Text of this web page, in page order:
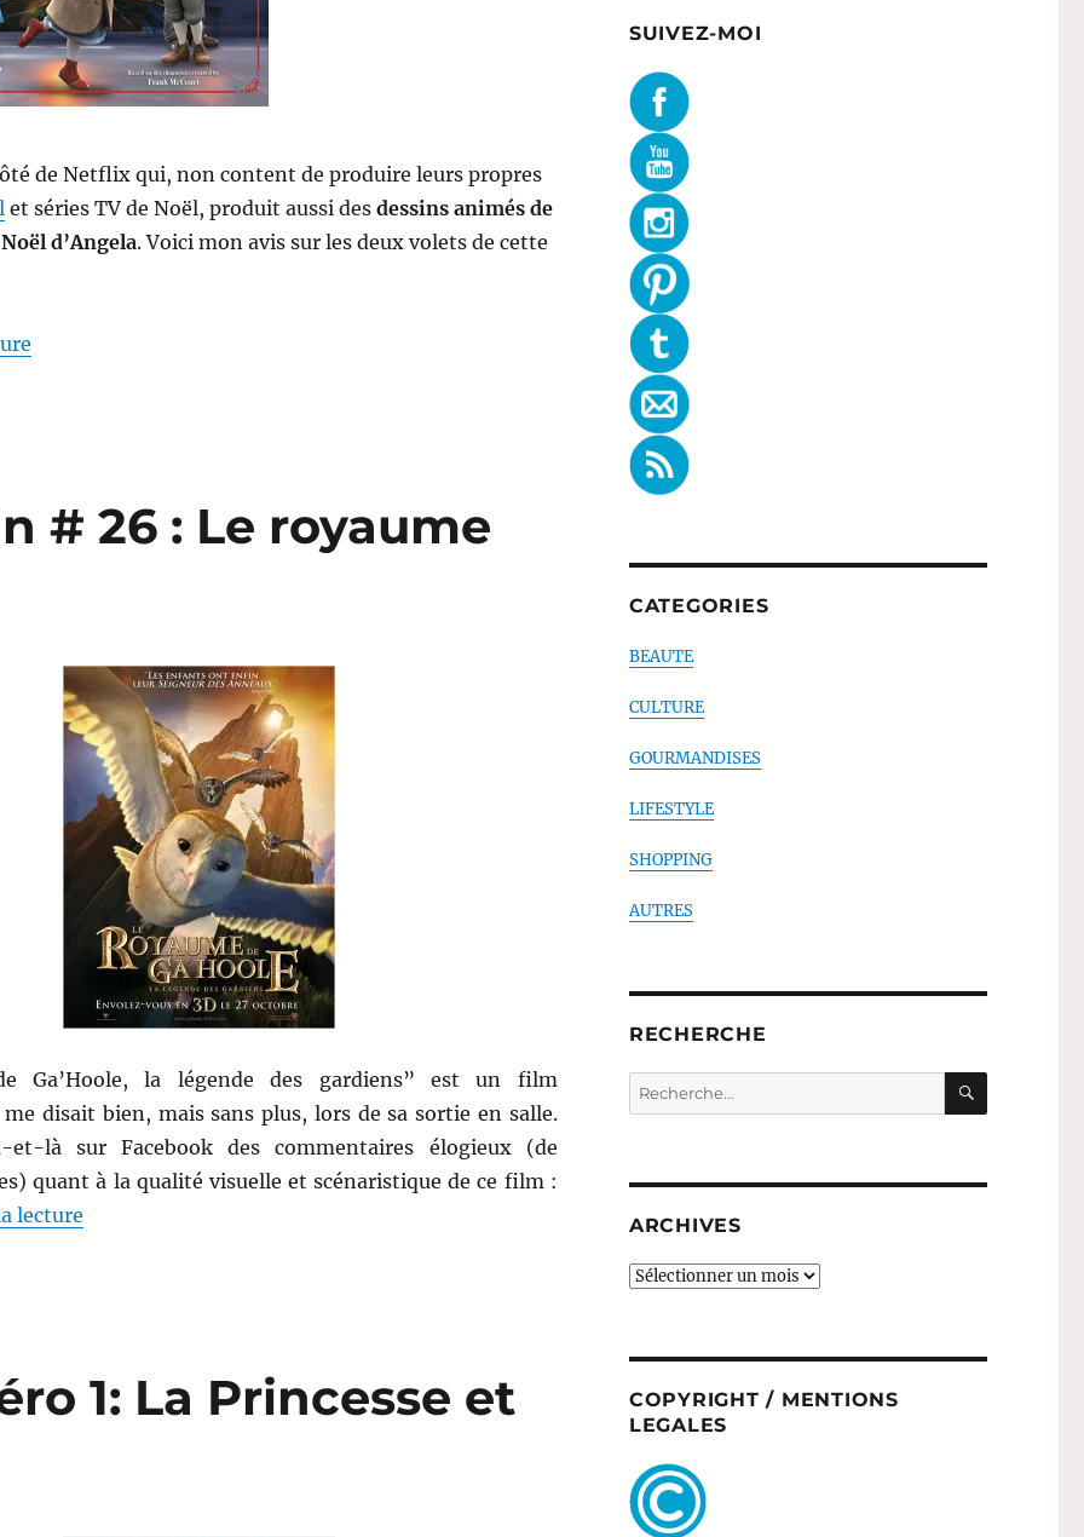
de Netflix qui, non content de produire leurs propres
et séries TV de Noël, produit aussi des dessins animés de
d’Angela. Voici mon avis sur les deux volets de cette
de « Films # 193 et 194 : Le Noël d’Angela (1 et 2) »
# 26 : Le royaume
Ga’Hoole, la légende des gardiens” est un film
disait bien, mais sans plus, lors de sa sortie en salle.
là sur Facebook des commentaires élogieux (de
quant à la qualité visuelle et scénaristique de ce film :
lecturede « Film contemporain # 26 : Le royaume de Ga’Hoole »
1: La Princesse et
SUIVEZ-MOI
CATEGORIES
BEAUTE
CULTURE
GOURMANDISES
LIFESTYLE
SHOPPING
AUTRES
RECHERCHE
Recherche
pour :
ARCHIVES
ARCHIVES
COPYRIGHT / MENTIONS
LEGALES